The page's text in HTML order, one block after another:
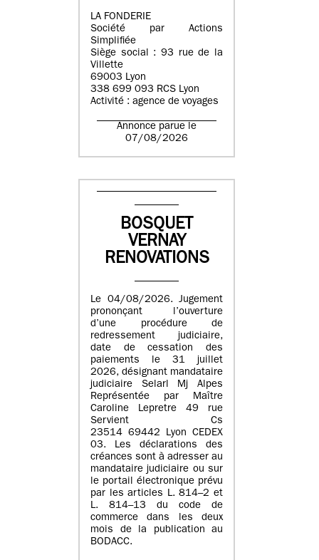
LA FONDERIE
Société par Actions
Simplifiée
Siège social : 93 rue de la
Villette
69003 Lyon
338 699 093 RCS Lyon
Activité : agence de voyages
Annonce parue le
07/08/2026
BOSQUET
VERNAY
RENOVATIONS
Le 04/08/2026. Jugement
prononçant l’ouverture
d’une procédure de
redressement judiciaire,
date de cessation des
paiements le 31 juillet
2026, désignant mandataire
judiciaire Selarl Mj Alpes
Représentée par Maître
Caroline Lepretre 49 rue
Servient Cs
23514 69442 Lyon CEDEX
03. Les déclarations des
créances sont à adresser au
mandataire judiciaire ou sur
le portail électronique prévu
par les articles L. 814–2 et
L. 814–13 du code de
commerce dans les deux
mois de la publication au
BODACC.